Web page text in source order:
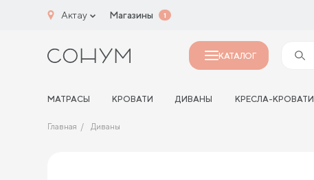
Актау Магазины 1
КАТАЛОГ
МАТРАСЫ КРОВАТИ ДИВАНЫ КРЕСЛА-КРОВАТИ
Главная Диваны